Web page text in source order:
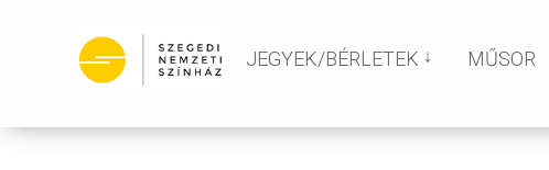
JEGYEK/BÉRLETEK MŰSOR